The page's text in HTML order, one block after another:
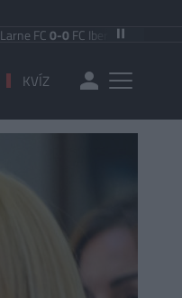
0-0FC Iberia 1999| Shamrock
KVÍZ